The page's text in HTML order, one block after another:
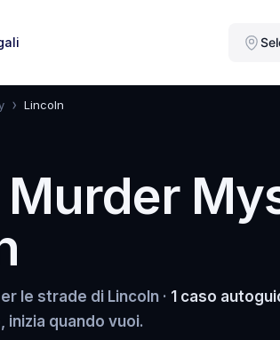
› Lincoln
Murder
le strade di Lincoln · 1 caso
quando vuoi.